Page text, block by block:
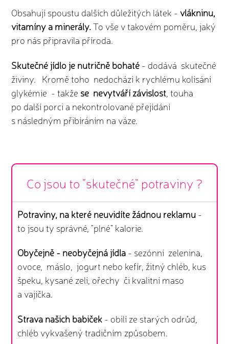
Obsahují spoustu dalších důležitých látek -vlákninu,
vitamíny a minerály.To vše v takovém poměru, jaký
pro nás připravila příroda.
Skutečné jídlo je nutričně bohaté - dodává skutečné
živiny. Kromě toho nedochází k rychlému kolísání
glykémie - takže se nevytváří závislost , touha
po další porci a nekontrolované přejídání
s následným přibíráním na váze.
Co jsou to "skutečné" potraviny ?
Potraviny, na které neuvidíte žádnou reklamu -
to jsou ty správné, "plné" kalorie.
Obyčejně - neobyčejná jídla - sezónní zelenina,
ovoce, máslo, jogurt nebo kefír, žitný chléb, kus
špeku, kysané zelí, ořechy či kvalitní maso
a vajíčka.
Strava našich babiček - obilí ze starých odrůd,
chléb vykvašený tradičním způsobem.